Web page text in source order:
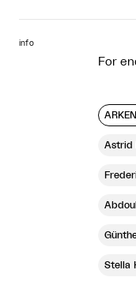
info
For
Astrid
Stella